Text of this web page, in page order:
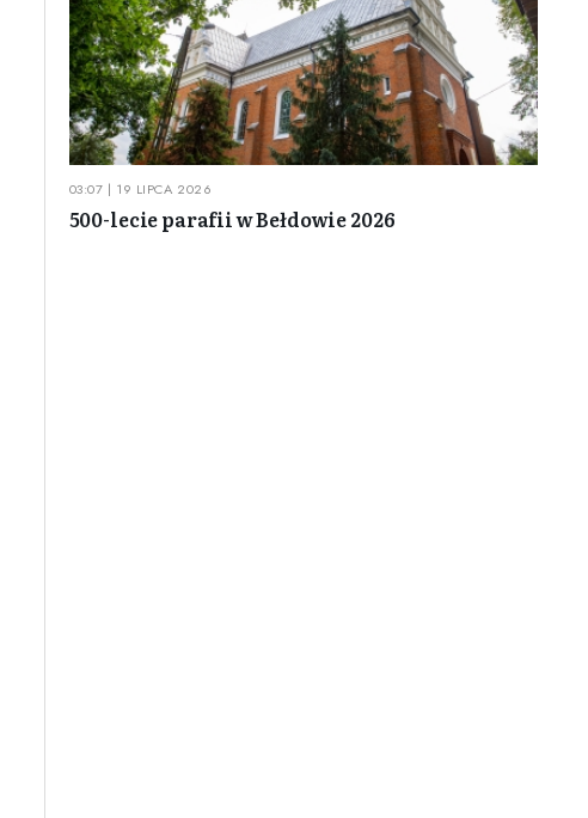
03:07 | 19 LIPCA 2026
500-lecie parafii w Bełdowie 2026